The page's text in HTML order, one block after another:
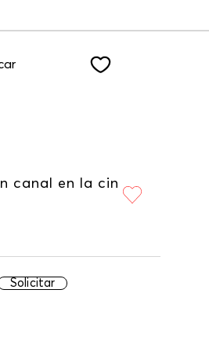
canal en la cin
Solicitar